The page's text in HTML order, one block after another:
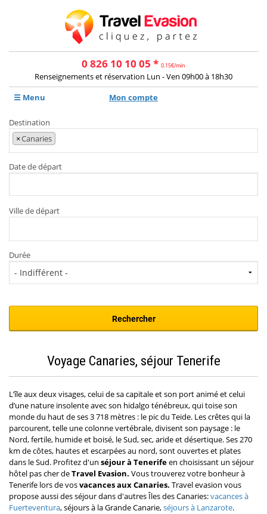
0 826 10 10 05 * 0.15€/min
Renseignements et réservation Lun - Ven 09h00 à 18h30
☰ Menu
Mon compte
Destination
×Canaries
Date de départ
Ville de départ
Durée
Voyage Canaries, séjour Tenerife
L’île aux deux visages, celui de sa capitale et son port animé et celui
d’une nature insolente avec son hidalgo ténébreux, qui toise son
monde du haut de ses 3 718 mètres : le pic du Teide. Les crêtes qui la
parcourent, telle une colonne vertébrale, divisent son paysage : le
Nord, fertile, humide et boisé, le Sud, sec, aride et désertique. Ses 270
km de côtes, hautes et escarpées au nord, sont ouvertes et plates
dans le Sud. Profitez d'un séjour à Tenerifeen choisissant un séjour
hôtel pas cherdeTravel Evasion. Vous trouverez votre bonheur à
Tenerife lors de vosvacances aux Canaries. Travel evasion vous
propose aussi des séjour dans d'autres Îles des Canaries:vacances à
Fuerteventura, séjours à la Grande Canarie,séjours à Lanzarote.